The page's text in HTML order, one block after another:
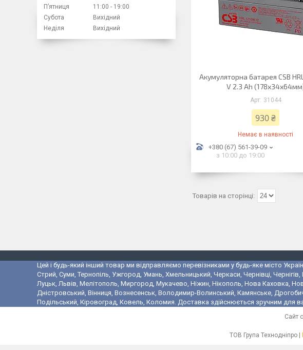
Акумуляторна батарея CSB
V 2.3 Ah
31044
930 ₴
Немає в наявності
+380 (67) 561-39-09
з 10:00 до 19:00
Пʼятниця
11:00
19:00
Субота
Вихідний
Неділя
Вихідний
Цей і будь-який інший товар ми відправляємо перевізниками у будь-яке місто
Стрий, Суми, Тернопіль, Ужгород, Умань, Хмельницький, Черкаси, Чернівці,
Луцьк, Львів, Мелітополь, Миргород, Мукачево, Ніжин, Нікополь, Нова Каховка,
Дністровський, Вінниця, Вознесенськ, Володимир-Волинський, Камянське,
Подільський, Кіровоград, Ковель, Коломия. Доставка здійснюється зручним для
Сайт